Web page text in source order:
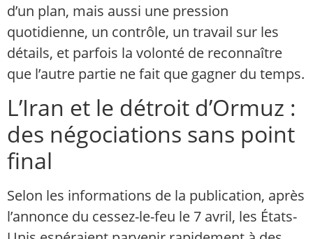
d’un plan, mais aussi une pression
quotidienne, un contrôle, un travail sur les
détails, et parfois la volonté de reconnaître
que l’autre partie ne fait que gagner du temps.
L’Iran et le détroit d’Ormuz :
des négociations sans point
final
Selon les informations de la publication, après
l’annonce du cessez-le-feu le 7 avril, les États-